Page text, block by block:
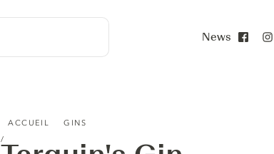
News
ACCUEIL GINS